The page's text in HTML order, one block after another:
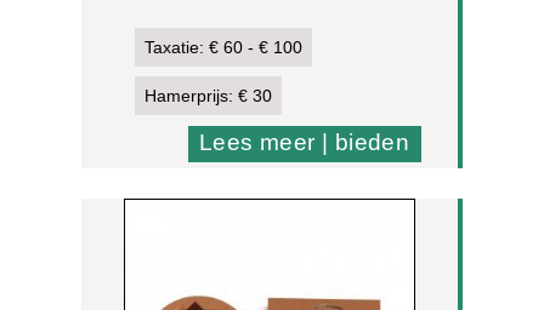
Taxatie: € 60 - € 100
Hamerprijs: € 30
Lees meer | bieden